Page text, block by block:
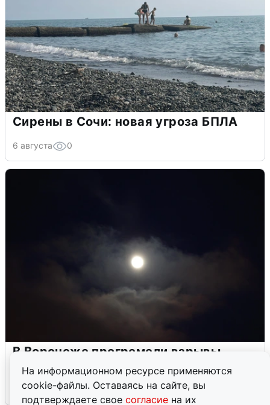
На информационном ресурсе применяются
cookie-файлы. Оставаясь на сайте, вы
подтверждаете свое согласие на их
Сирены в Сочи: новая угроза БПЛА
6 августа 0
В Воронеже прогремели взрывы
после сигнала тревоги
5 августа 0